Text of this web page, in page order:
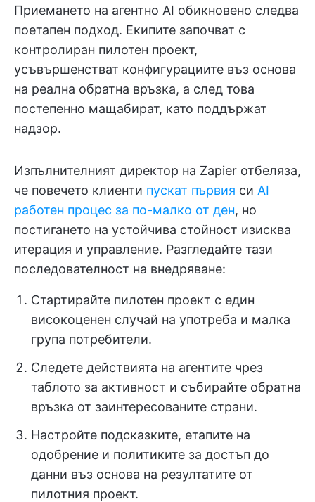
Приемането на агентно AI обикновено следва
поетапен подход. Екипите започват с
контролиран пилотен проект,
усъвършенстват конфигурациите въз основа
на реална обратна връзка, а след това
постепенно мащабират, като поддържат
надзор.
Изпълнителният директор на Zapier отбеляза,
че повечето клиенти пускат първия си AI
работен процес за по-малко от ден, но
постигането на устойчива стойност изисква
итерация и управление. Разгледайте тази
последователност на внедряване:
Стартирайте пилотен проект с един
високоценен случай на употреба и малка
група потребители.
Следете действията на агентите чрез
таблото за активност и събирайте обратна
връзка от заинтересованите страни.
Настройте подсказките, етапите на
одобрение и политиките за достъп до
данни въз основа на резултатите от
пилотния проект.